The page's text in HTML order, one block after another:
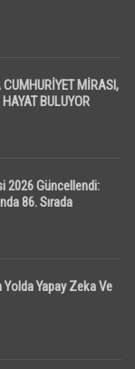
MİRASI,
BULUYOR
2026 Güncellendi:
86. Sırada
Yapay Zeka Ve